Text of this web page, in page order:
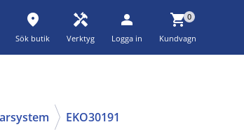
place
Sök butik
handyman
Verktyg
person
Logga in
shopping_cart0
Kundvagn
EKO30191